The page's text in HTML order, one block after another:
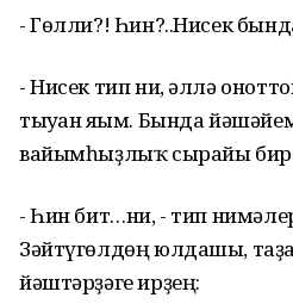
- Гөлли?! Һин?..Нисек
- Нисек тип ни, әллә
тыуған яғым. Бында
вайымһыҙлыҡ сырайы
- Һин бит…ни, - тип
Зәйтүгөлдөң юлдашы, таҙа
йәштәрҙәге ирҙең: